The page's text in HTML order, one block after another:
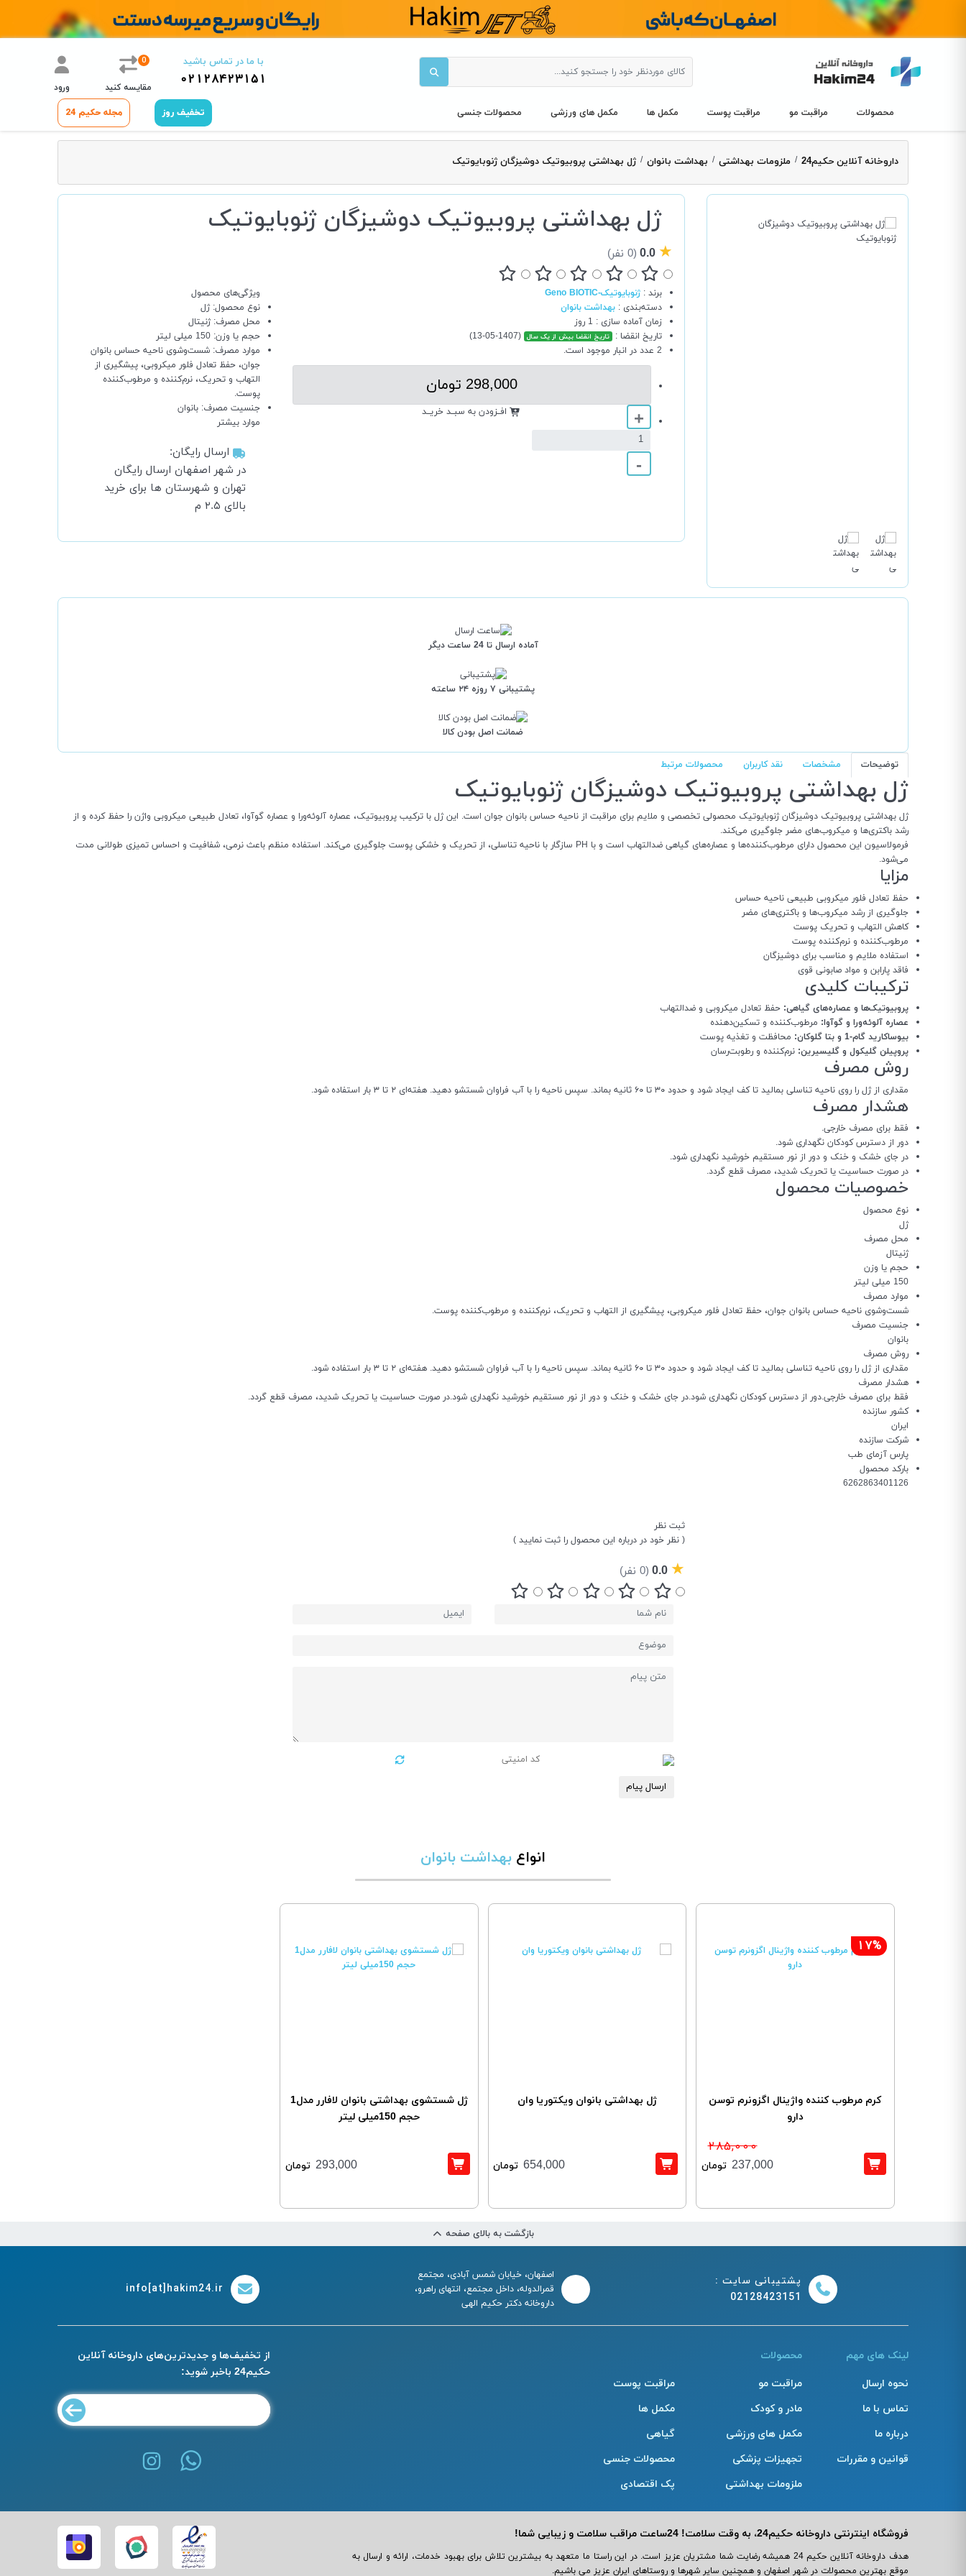
با ما در تماس باشید
02128423151
0
مقایسه کنید ورود
محصولات مراقبت مو مراقبت پوست مکمل ها مکمل های ورزشی محصولات جنسی تخفیف روز مجله حکیم 24
داروخانه آنلاین حکیم24 / ملزومات بهداشتی / بهداشت بانوان / ژل بهداشتی پروبیوتیک دوشیزگان ژنوبایوتیک
ژل بهداشتی پروبیوتیک دوشیزگان ژنوبایوتیک
★
0.0 (0 نفر)
برند :ژنوبایوتیک-Geno BIOTIC
دسته‌بندی :بهداشت بانوان
زمان آماده سازی : 1 روز
تاریخ انقضا : تاریخ انقضا بیش از یک سال (1407-05-13)
2 عدد در انبار موجود است.
298,000 تومان
+
-
افــزودن به سبــد خریــد
ویژگی‌های محصول
نوع محصول:ژل
محل مصرف:ژنیتال
حجم یا وزن:150 میلی لیتر
موارد مصرف:شست‌وشوی ناحیه حساس بانوان
جوان، حفظ تعادل فلور میکروبی، پیشگیری از
التهاب و تحریک، نرم‌کننده و مرطوب‌کننده
پوست.
جنسیت مصرف:بانوان
موارد بیشتر
ارسال رایگان:
در شهر اصفهان ارسال رایگان
تهران و شهرستان ها برای خرید
بالای ۲.۵ م
آماده ارسال تا 24 ساعت دیگر
پشتیبانی ۷ روزه ۲۴ ساعته
ضمانت اصل بودن کالا
توضیحات مشخصات نقد کاربران محصولات مرتبط
ژل بهداشتی پروبیوتیک دوشیزگان ژنوبایوتیک
ژل بهداشتی پروبیوتیک دوشیزگان ژنوبایوتیک محصولی تخصصی و ملایم برای مراقبت از ناحیه حساس بانوان جوان است. این ژل با ترکیب پروبیوتیک، عصاره آلوئه‌ورا و عصاره گوآوا، تعادل طبیعی میکروبی واژن را حفظ کرده و از
رشد باکتری‌ها و میکروب‌های مضر جلوگیری می‌کند.
فرمولاسیون این محصول دارای مرطوب‌کننده‌ها و عصاره‌های گیاهی ضدالتهاب است و با PH سازگار با ناحیه تناسلی، از تحریک و خشکی پوست جلوگیری می‌کند. استفاده منظم باعث نرمی، شفافیت و احساس تمیزی طولانی مدت
می‌شود.
مزایا
حفظ تعادل فلور میکروبی طبیعی ناحیه حساس
جلوگیری از رشد میکروب‌ها و باکتری‌های مضر
کاهش التهاب و تحریک پوست
مرطوب‌کننده و نرم‌کننده پوست
استفاده ملایم و مناسب برای دوشیزگان
فاقد پارابن و مواد صابونی قوی
ترکیبات کلیدی
پروبیوتیک‌ها و عصاره‌های گیاهی: حفظ تعادل میکروبی و ضدالتهاب
عصاره آلوئه‌ورا و گوآوا: مرطوب‌کننده و تسکین‌دهنده
بیوساکارید گام-1 و بتا گلوکان:
محافظت و تغذیه پوست
پروپیلن گلیکول و گلیسیرین: نرم‌کننده و رطوبت‌رسان
روش مصرف
مقداری از ژل را روی ناحیه تناسلی بمالید تا کف ایجاد شود و حدود ۳۰ تا ۶۰ ثانیه بماند. سپس ناحیه را با آب فراوان شستشو دهید. هفته‌ای ۲ تا ۳ بار استفاده شود.
هشدار مصرف
فقط برای مصرف خارجی.
دور از دسترس کودکان نگهداری شود.
در جای خشک و خنک و دور از نور مستقیم خورشید نگهداری شود.
در صورت حساسیت یا تحریک شدید، مصرف قطع گردد.
خصوصیات محصول
نوع محصول
ژل
محل مصرف
ژنیتال
حجم یا وزن
150 میلی لیتر
موارد مصرف
شست‌وشوی ناحیه حساس بانوان جوان، حفظ تعادل فلور میکروبی، پیشگیری از التهاب و تحریک، نرم‌کننده و مرطوب‌کننده پوست.
جنسیت مصرف
بانوان
روش مصرف
مقداری از ژل را روی ناحیه تناسلی بمالید تا کف ایجاد شود و حدود ۳۰ تا ۶۰ ثانیه بماند. سپس ناحیه را با آب فراوان شستشو دهید. هفته‌ای ۲ تا ۳ بار استفاده شود.
هشدار مصرف
فقط برای مصرف خارجی.دور از دسترس کودکان نگهداری شود.در جای خشک و خنک و دور از نور مستقیم خورشید نگهداری شود.در صورت حساسیت یا تحریک شدید، مصرف قطع گردد.
کشور سازنده
ایران
شرکت سازنده
پارس آزمای طب
بارکد محصول
6262863401126
ثبت نظر
( نظر خود در درباره این محصول را ثبت نمایید )
★
0.0 (0 نفر)
ارسال پیام
انواع بهداشت بانوان
17%
کرم مرطوب کننده واژینال اگزونرم توسن
دارو
285,000
237,000 تومان
ژل بهداشتی بانوان ویکتوریا وان
654,000 تومان
ژل شستشوی بهداشتی بانوان لافارر مدل1
حجم 150میلی لیتر
293,000 تومان
بازگشت به بالای صفحه
پشتیبانی سایت :
02128423151
اصفهان، خیابان شمس آبادی، مجتمع
قمرالدوله، داخل مجتمع، انتهای راهرو،
داروخانه دکتر حکیم الهی
info[at]hakim24.ir
لینک های مهم
نحوه ارسال
تماس با ما
درباره ما
قوانین و مقررات
محصولات
مراقبت مو
مراقبت پوست
مادر و کودک
مکمل ها
مکمل های ورزشی
گیاهی
تجهیزات پزشکی
محصولات جنسی
ملزومات بهداشتی
پک اقتصادی
از تخفیف‌ها و جدیدترین‌های داروخانه آنلاین
حکیم24 باخبر شوید:
فروشگاه اینترنتی داروخانه حکیم24، به وقت سلامت! 24ساعت مراقب سلامت و زیبایی شما!
هدف داروخانه آنلاین حکیم 24 همیشه رضایت شما مشتریان عزیز است. در این راستا ما متعهد به بیشترین تلاش برای بهبود خدمات، ارائه و ارسال به
موقع بهترین محصولات در شهر اصفهان و همچنین سایر شهرها و روستاهای ایران عزیز می باشیم.